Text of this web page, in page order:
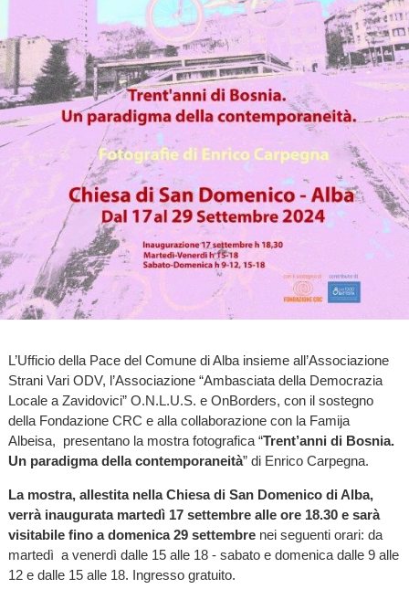
L’Ufficio della Pace del Comune di Alba insieme all’Associazione
Strani Vari ODV, l’Associazione “Ambasciata della Democrazia
Locale a Zavidovici” O.N.L.U.S. e OnBorders, con il sostegno
della Fondazione CRC e alla collaborazione con la Famija
Albeisa, presentano la mostra fotografica “Trent’anni di Bosnia.
Un paradigma della contemporaneità” di Enrico Carpegna.
La mostra, allestita nella Chiesa di San Domenico di Alba,
verrà inaugurata martedì 17 settembre alle ore 18.30 e sarà
visitabile fino a domenica 29 settembrenei seguenti orari: da
martedì a venerdì dalle 15 alle 18 - sabato e domenica dalle 9 alle
12 e dalle 15 alle 18. Ingresso gratuito.